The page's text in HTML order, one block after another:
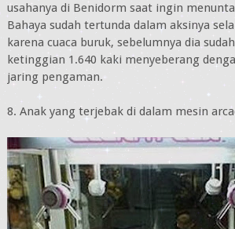
usahanya di Benidorm saat ingin
Bahaya sudah tertunda dalam aksinya
karena cuaca buruk, sebelumnya dia
ketinggian 1.640 kaki menyeberang
jaring pengaman.
8. Anak yang terjebak di dalam mesin